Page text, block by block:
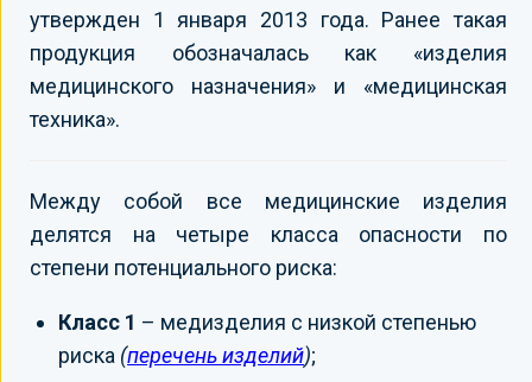
утвержден 1 января 2013 года. Ранее такая
продукция обозначалась как «изделия
медицинского назначения» и «медицинская
техника».
Между собой все медицинские изделия
делятся на четыре класса опасности по
степени потенциального риска:
Класс 1 – медизделия с низкой степенью
риска (перечень изделий);